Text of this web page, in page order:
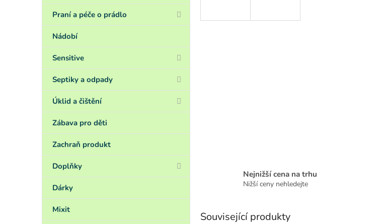
Praní a péče o prádlo
Nádobí
Sensitive
Septiky a odpady
Úklid a čištění
Zábava pro děti
Zachraň produkt
Doplňky
Dárky
Mixit
Nejnižší cena na trhu
Nižší ceny nehledejte
Související produkty